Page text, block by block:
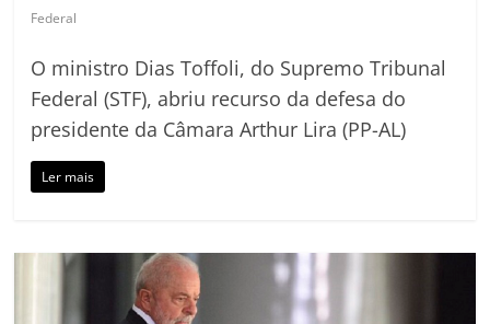
Federal
O ministro Dias Toffoli, do Supremo Tribunal
Federal (STF), abriu recurso da defesa do
presidente da Câmara Arthur Lira (PP-AL)
Ler mais